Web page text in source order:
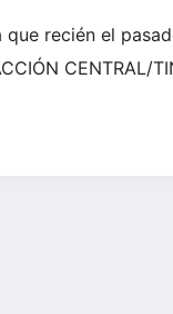
recién el
CENTRAL/